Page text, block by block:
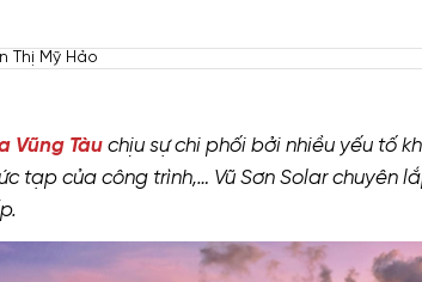
Thị Mỹ Hảo
Vũng Tàu chịu sự chi phối bởi nhiều yếu tố
tạp của công trình,… Vũ Sơn Solar chuyên